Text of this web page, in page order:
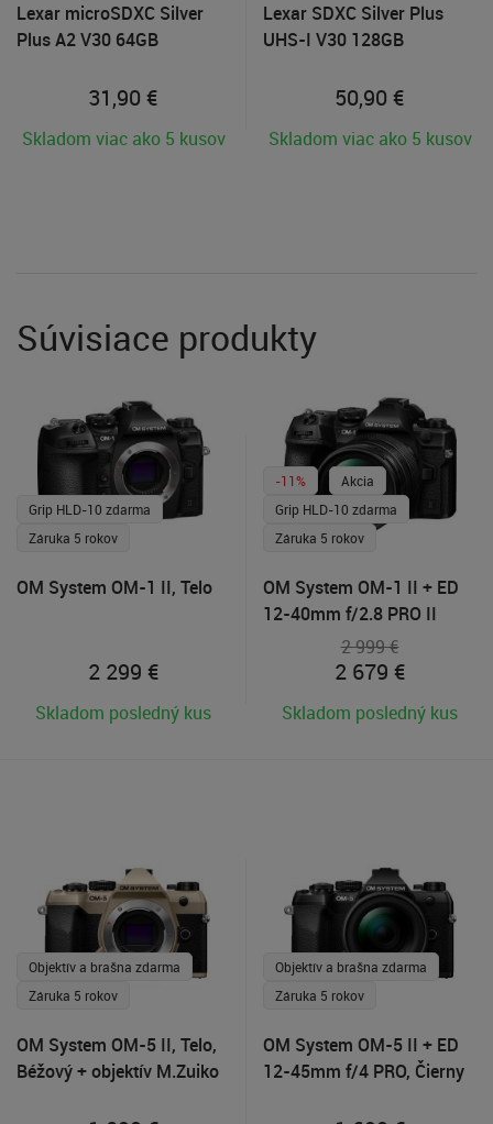
Lexar microSDXC Silver
Plus A2 V30 64GB
31,90 €
Skladom viac ako 5 kusov
Lexar SDXC Silver Plus
UHS-I V30 128GB
50,90 €
Skladom viac ako 5 kusov
Súvisiace produkty
Grip HLD-10 zdarma
Záruka 5 rokov
OM System OM-1 II, Telo
2 299 €
Skladom posledný kus
-11%
Akcia
Grip HLD-10 zdarma
Záruka 5 rokov
OM System OM-1 II + ED
12-40mm f/2.8 PRO II
2 999 €
2 679 €
Skladom posledný kus
Objektív a brašna zdarma
Záruka 5 rokov
OM System OM-5 II, Telo,
Béžový + objektív M.Zuiko
Objektív a brašna zdarma
Záruka 5 rokov
OM System OM-5 II + ED
12-45mm f/4 PRO, Čierny